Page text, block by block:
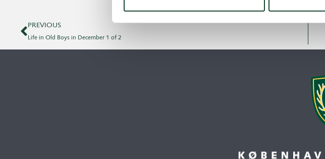
PREVIOUS
Life in Old Boys in December 1 of 2